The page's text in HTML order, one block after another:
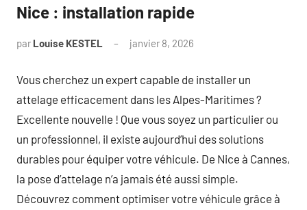
Nice : installation rapide
par Louise KESTEL janvier 8, 2026
Vous cherchez un expert capable de installer un
attelage efficacement dans les Alpes-Maritimes ?
Excellente nouvelle ! Que vous soyez un particulier ou
un professionnel, il existe aujourd’hui des solutions
durables pour équiper votre véhicule. De Nice à Cannes,
la pose d’attelage n’a jamais été aussi simple.
Découvrez comment optimiser votre véhicule grâce à